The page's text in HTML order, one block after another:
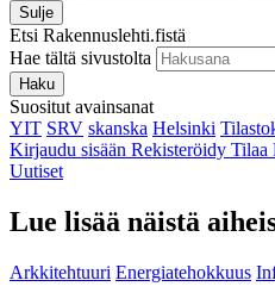
Sulje
Etsi Rakennuslehti.fistä
Hae tältä sivustolta
Haku
Suositut avainsanat
YIT SRV skanska Helsinki
Kirjaudu sisään Rekisteröidy Tilaa
Uutiset
Lue lisää näistä
Arkkitehtuuri Energiatehokkuus